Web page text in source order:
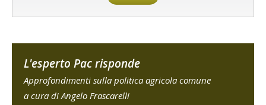
L'esperto Pac risponde
Approfondimenti sulla politica agricola comune
a cura di Angelo Frascarelli